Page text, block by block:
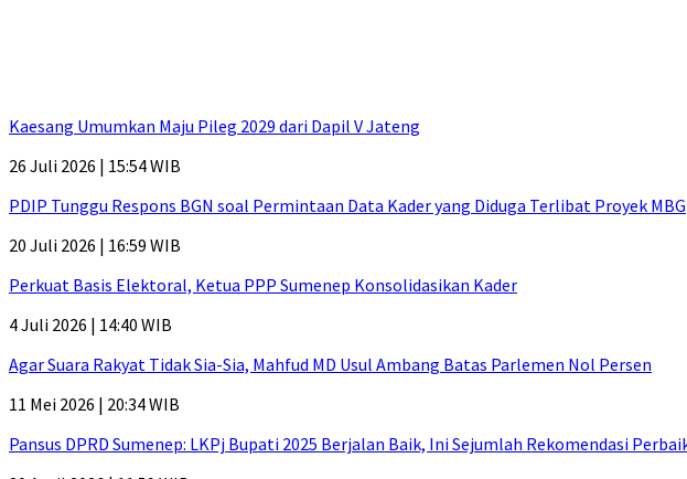
Kaesang Umumkan Maju Pileg 2029 dari Dapil V Jateng
26 Juli 2026 | 15:54 WIB
PDIP Tunggu Respons BGN soal Permintaan Data Kader yang Diduga Terlibat Proyek MBG
20 Juli 2026 | 16:59 WIB
Perkuat Basis Elektoral, Ketua PPP Sumenep Konsolidasikan Kader
4 Juli 2026 | 14:40 WIB
Agar Suara Rakyat Tidak Sia-Sia, Mahfud MD Usul Ambang Batas Parlemen Nol Persen
11 Mei 2026 | 20:34 WIB
Pansus DPRD Sumenep: LKPj Bupati 2025 Berjalan Baik, Ini Sejumlah Rekomendasi